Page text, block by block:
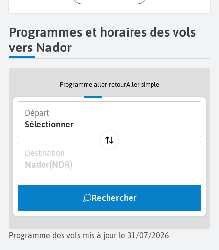
Programmes et horaires des vols
vers Nador
Programme aller-retourAller simple
Départ
Sélectionner
Destination
Nador(NDR)
Rechercher
Programme des vols mis à jour le 31/07/2026